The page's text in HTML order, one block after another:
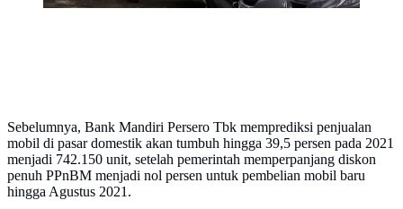
Sebelumnya, Bank Mandiri Persero Tbk memprediksi penjualan
mobil di pasar domestik akan tumbuh hingga 39,5 persen pada 2021
menjadi 742.150 unit, setelah pemerintah memperpanjang diskon
penuh PPnBM menjadi nol persen untuk pembelian mobil baru
hingga Agustus 2021.